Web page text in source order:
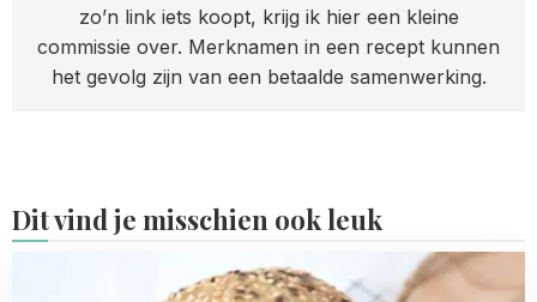
zo’n link iets koopt, krijg ik hier een kleine
commissie over. Merknamen in een recept kunnen
het gevolg zijn van een betaalde samenwerking.
Dit vind je misschien ook leuk